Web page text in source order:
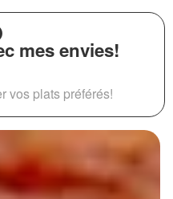
mes envies!
vos plats préférés!